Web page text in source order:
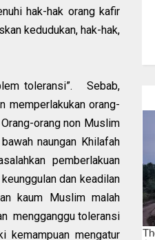
hak-hak orang kafir
kedudukan, hak-hak,
toleransi”. Sebab,
memperlakukan orang-
orang non Muslim
naungan Khilafah
pemberlakuan
dan keadilan
kaum Muslim malah
mengganggu toleransi
kemampuan mengatur